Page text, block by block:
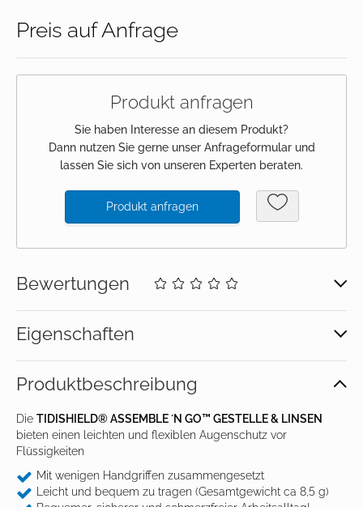
Anmeldung
Warenkorb
Preis auf Anfrage
Produkt anfragen
Sie haben Interesse an diesem Produkt?
Dann nutzen Sie gerne unser Anfrageformular und
lassen Sie sich von unseren Experten beraten.
Produkt anfragen
Bewertungen
Eigenschaften
Produkt­beschreibung
Die TIDISHIELD® ASSEMBLE ´N GO™ GESTELLE & LINSEN
bieten einen leichten und flexiblen Augenschutz vor
Flüssigkeiten
Mit wenigen Handgriffen zusammengesetzt
Leicht und bequem zu tragen (Gesamtgewicht ca 8,5 g)